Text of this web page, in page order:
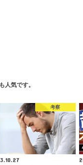
人気です。
考察